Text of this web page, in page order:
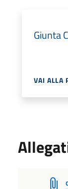
Giunta
VAI ALLA